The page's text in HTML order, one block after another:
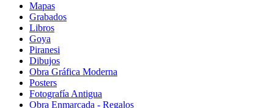
Mapas
Grabados
Libros
Goya
Piranesi
Dibujos
Obra Gráfica Moderna
Posters
Fotografía Antigua
Obra Enmarcada - Regalos